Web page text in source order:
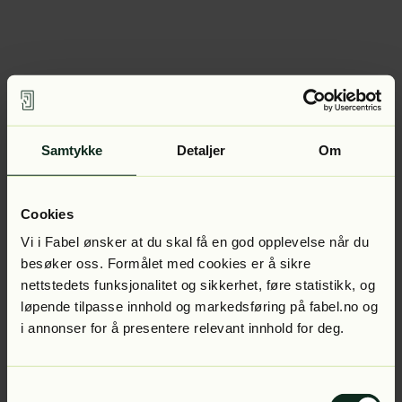
Samtykke Detaljer Om
Cookies
Vi i Fabel ønsker at du skal få en god opplevelse når du
besøker oss. Formålet med cookies er å sikre
nettstedets funksjonalitet og sikkerhet, føre statistikk, og
løpende tilpasse innhold og markedsføring på fabel.no og
i annonser for å presentere relevant innhold for deg.